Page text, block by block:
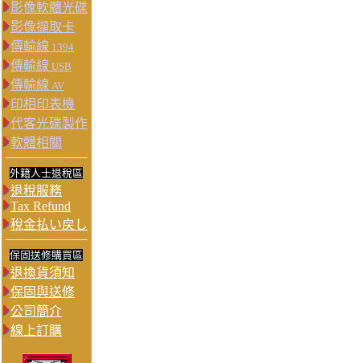
影像軟體光碟
影像擷取卡
傳輸線 1394
傳輸線 USB
傳輸線 AV
印相印表機
代客光碟製作
軟體相關
外籍人士退稅區
退稅服務
Tax Refund
稅金払い戻し
保固送修購買區
退換貨須知
保固與送修
公司簡介
線上訂購